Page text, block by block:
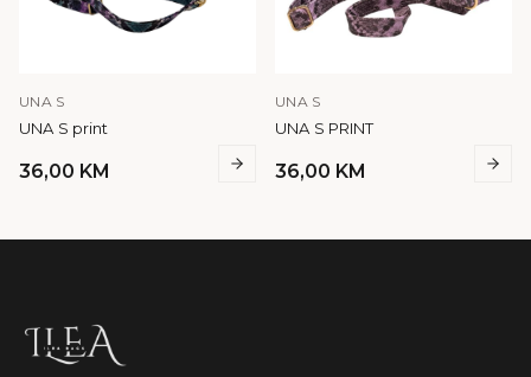
UNA S
UNA S print
36,00 KM
UNA S
UNA S PRINT
36,00 KM